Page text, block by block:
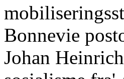
Bonnevie
Johan